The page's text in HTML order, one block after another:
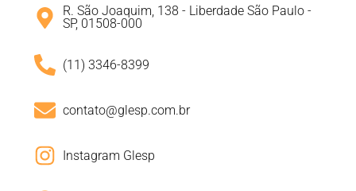
R. São Joaquim, 138 - Liberdade São Paulo -
SP, 01508-000
(11) 3346-8399
contato@glesp.com.br
Instagram Glesp